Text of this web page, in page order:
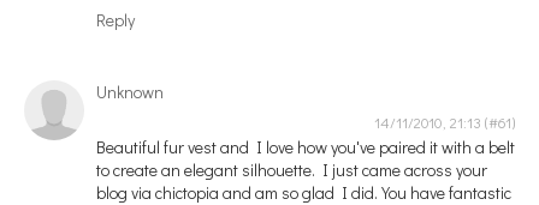
Reply
Unknown
14/11/2010, 21:13
Beautiful fur vest and I love how you've paired it with a belt
to create an elegant silhouette. I just came across your
blog via chictopia and am so glad I did. You have fantastic